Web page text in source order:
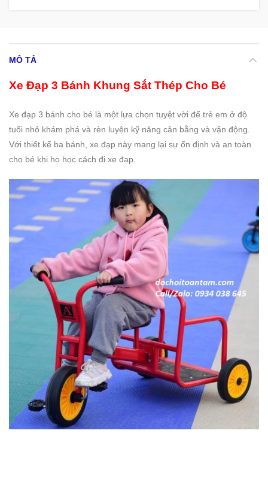
MÔ TẢ
Xe Đạp 3 Bánh Khung Sắt Thép Cho Bé
Xe đạp 3 bánh cho bé là một lựa chọn tuyệt vời để trẻ em ở độ
tuổi nhỏ khám phá và rèn luyện kỹ năng cân bằng và vận động.
Với thiết kế ba bánh, xe đạp này mang lại sự ổn định và an toàn
cho bé khi họ học cách đi xe đạp.